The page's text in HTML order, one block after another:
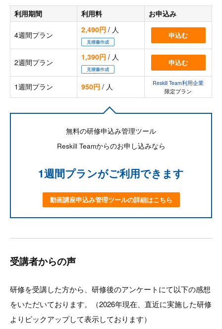
利用期間 利用料 お申込み
4週間プラン
2,490円 / 人
見積書作成
申込む
2週間プラン
1,390円 / 人
見積書作成
申込む
1週間プラン 950円 / 人
Reskill Team利用企業
限定プラン
無料の研修申込み管理ツール
Reskill Teamからのお申し込みなら
1週間プランがご利用できます
動画講座申込み管理ツールの詳細はこちら
受講者からの声
研修を受講した方から、研修後のアンケートにて以下の感想
をいただいております。（2026年現在、直近に実施した研修
よりピックアップして表示しております）